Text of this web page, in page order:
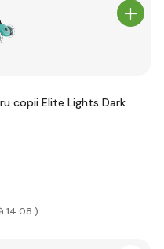
copii Elite Lights Dark
14.08.)